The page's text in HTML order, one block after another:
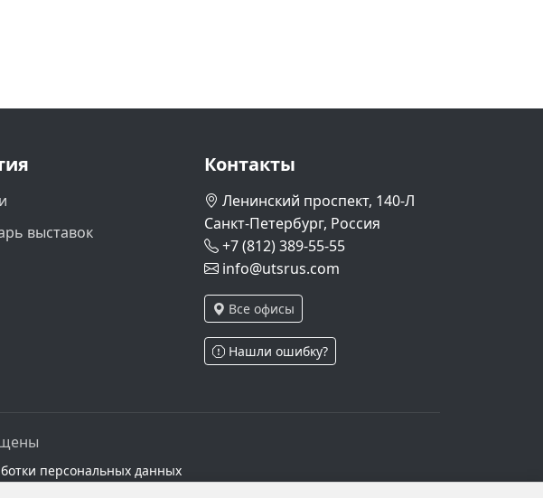
выставок
Контакты
Ленинский проспект, 140-Л
Санкт-Петербург, Россия
+7 (812) 389-55-55
info@utsrus.com
Все офисы
Нашли ошибку?
персональных данных